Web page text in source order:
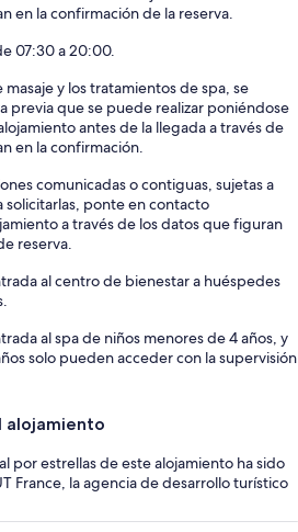
en la confirmación de la reserva.
07:30 a 20:00.
masaje y los tratamientos de spa, se
previa que se puede realizar poniéndose
antes de la llegada a través de
en la confirmación.
comunicadas o contiguas, sujetas a
solicitarlas, ponte en contacto
a través de los datos que figuran
reserva.
al centro de bienestar a huéspedes
al spa de niños menores de 4 años, y
solo pueden acceder con la supervisión
alojamiento
por estrellas de este alojamiento ha sido
France, la agencia de desarrollo turístico